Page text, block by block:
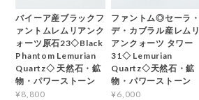
バイーア産ブラックフ
ァントムレムリアンク
ォーツ原石23◇Black
Phantom Lemurian
Quartz◇ 天然石・鉱
物・パワーストーン
¥8,800
ファントム◎セーラ・
デ・カブラル産レムリ
アンクォーツ タワー
31◇ Lemurian
Quartz◇天然石・鉱
物・パワーストーン
¥6,000